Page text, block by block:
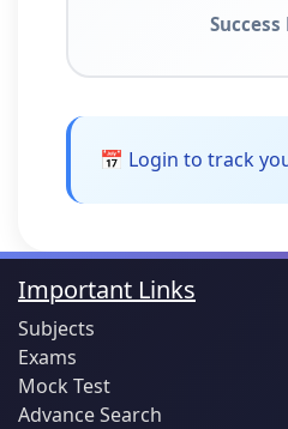
Success
📅 Login to track
Important Links
Subjects
Exams
Mock Test
Advance Search